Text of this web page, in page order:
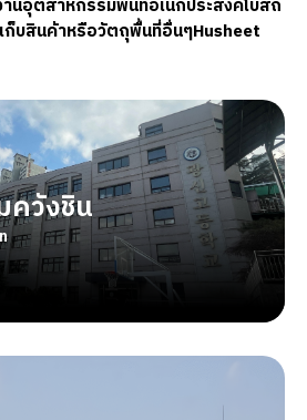
านอุตสาหกรรมพื้นที่อเนกประสงค์โบสถ์
ก็บสินค้าหรือวัตถุพื้นที่อื่นๆHusheet
ควังชิน